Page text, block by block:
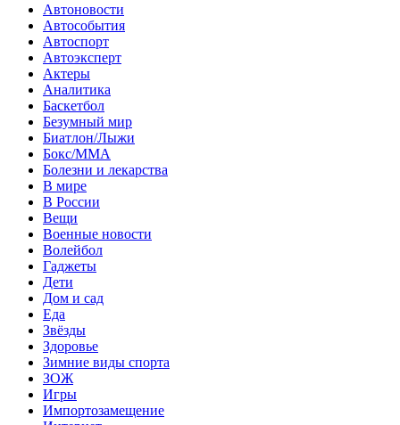
Автоновости
Автособытия
Автоспорт
Автоэксперт
Актеры
Аналитика
Баскетбол
Безумный мир
Биатлон/Лыжи
Бокс/MMA
Болезни и лекарства
В мире
В России
Вещи
Военные новости
Волейбол
Гаджеты
Дети
Дом и сад
Еда
Звёзды
Здоровье
Зимние виды спорта
ЗОЖ
Игры
Импортозамещение